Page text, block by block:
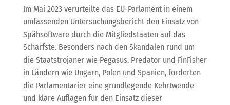
Im Mai 2023 verurteilte das EU-Parlament in einem
umfassenden Untersuchungsbericht den Einsatz von
Spähsoftware durch die Mitgliedstaaten auf das
Schärfste. Besonders nach den Skandalen rund um
die Staatstrojaner wie Pegasus, Predator und FinFisher
in Ländern wie Ungarn, Polen und Spanien, forderten
die Parlamentarier eine grundlegende Kehrtwende
und klare Auflagen für den Einsatz dieser